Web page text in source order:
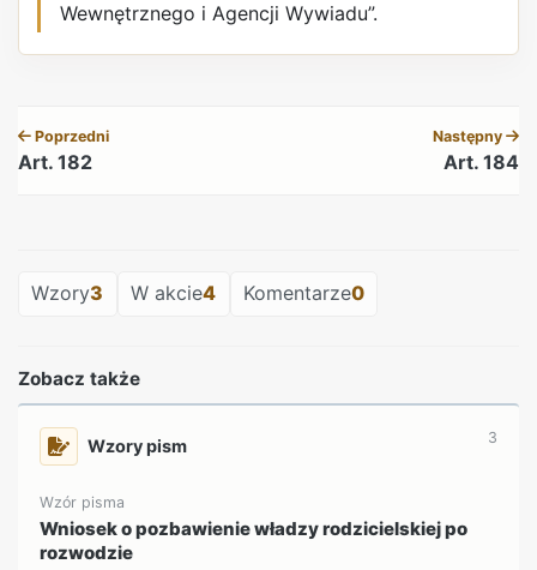
Wewnętrznego i Agencji Wywiadu”.
Poprzedni
Art. 182
Następny
Art. 184
Wzory3 W akcie4 Komentarze0
Zobacz także
Wzory pism 3
Wzór pisma
Wniosek o pozbawienie władzy rodzicielskiej po
rozwodzie